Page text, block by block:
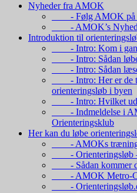
Nyheder fra AMOK
- Følg AMOK på
- AMOK’s
Introduktion til
- Intro: Kom i
- Intro: Sådan
- Intro: Sådan
- Intro: Her er de
orienteringsløb i byen
- Intro: Hvilket
- Indmeldelse i
Orienteringsklub
Her kan du løbe
- AMOKs
- Orienteringsløb –
- Sådan kommer
- AMOK Metro-
-